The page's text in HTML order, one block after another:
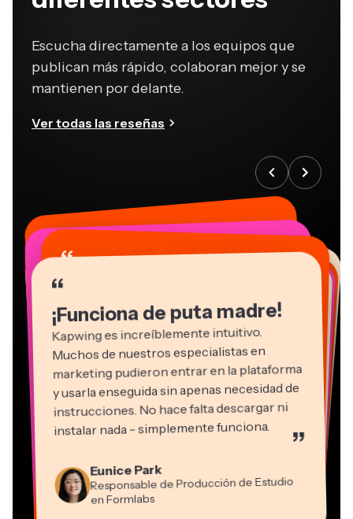
Escucha directamente a los equipos que
publican más rápido, colaboran mejor y se
mantienen por delante.
Ver todas las reseñas
“
¡Funciona de puta madre!
Kapwing es increíblemente intuitivo.
Muchos de nuestros especialistas en
marketing pudieron entrar en la plataforma
y usarla enseguida sin apenas necesidad de
instrucciones. No hace falta descargar ni
instalar nada - simplemente funciona. ”
Eunice Park
Responsable de Producción de Estudio
en Formlabs
“
“
Grant Taleck
Panos Papagapiou
Socio Director en EPATHLON
“
Kerry-lee Farla
Youtuber
Gracie Peng
Director de Contenidos
“
Heidi Rae
Educación
“
Natasha Ball
Consultor
“
Mitch Rawlings
“
Dina Segovia
Trabajador freelance virtual